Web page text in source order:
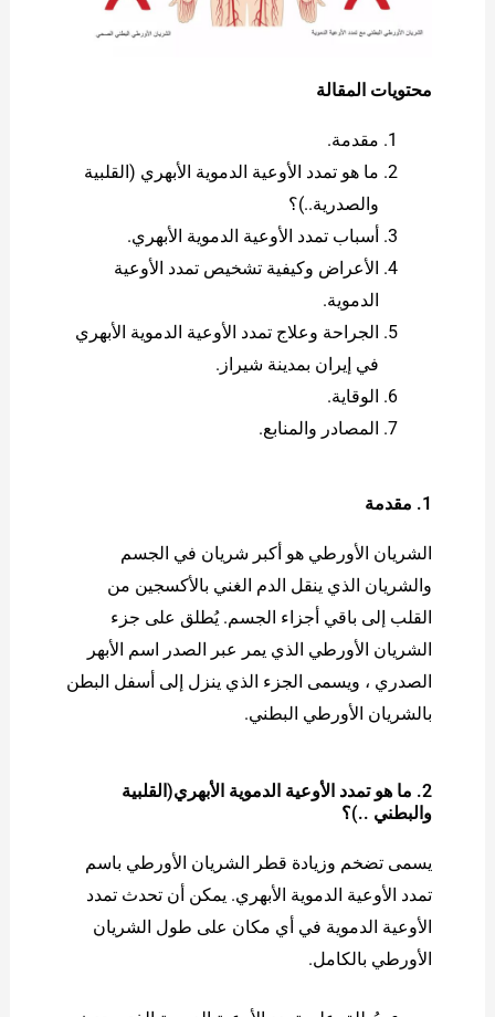
محتويات المقالة
مقدمة.
ما هو تمدد الأوعية الدموية الأبهري (القلبية
والصدرية..)؟
أسباب تمدد الأوعية الدموية الأبهري.
الأعراض وكيفية تشخيص تمدد الأوعية
الدموية.
الجراحة وعلاج تمدد الأوعية الدموية الأبهري
في إيران بمدينة شیراز.
الوقاية.
المصادر والمنابع.
1. مقدمة
الشريان الأورطي هو أكبر شريان في الجسم
والشريان الذي ينقل الدم الغني بالأكسجين من
القلب إلى باقي أجزاء الجسم. يُطلق على جزء
الشريان الأورطي الذي يمر عبر الصدر اسم الأبهر
الصدري ، ويسمى الجزء الذي ينزل إلى أسفل البطن
بالشريان الأورطي البطني.
2. ما هو تمدد الأوعية الدموية الأبهري(القلبية
والبطني ..)؟
يسمى تضخم وزيادة قطر الشريان الأورطي باسم
تمدد الأوعية الدموية الأبهري. يمكن أن تحدث تمدد
الأوعية الدموية في أي مكان على طول الشريان
الأورطي بالكامل.